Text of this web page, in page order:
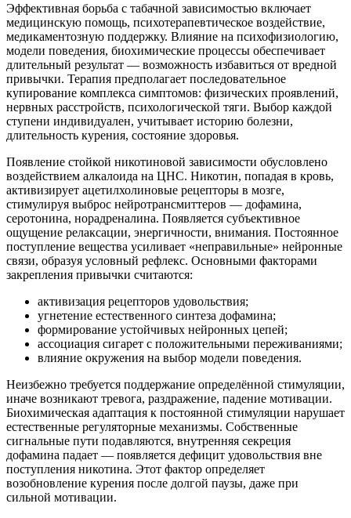
Эффективная борьба с табачной зависимостью включает
медицинскую помощь, психотерапевтическое воздействие,
медикаментозную поддержку. Влияние на психофизиологию,
модели поведения, биохимические процессы обеспечивает
длительный результат — возможность избавиться от вредной
привычки. Терапия предполагает последовательное
купирование комплекса симптомов: физических проявлений,
нервных расстройств, психологической тяги. Выбор каждой
ступени индивидуален, учитывает историю болезни,
длительность курения, состояние здоровья.
Появление стойкой никотиновой зависимости обусловлено
воздействием алкалоида на ЦНС. Никотин, попадая в кровь,
активизирует ацетилхолиновые рецепторы в мозге,
стимулируя выброс нейротрансмиттеров — дофамина,
серотонина, норадреналина. Появляется субъективное
ощущение релаксации, энергичности, внимания. Постоянное
поступление вещества усиливает «неправильные» нейронные
связи, образуя условный рефлекс. Основными факторами
закрепления привычки считаются:
активизация рецепторов удовольствия;
угнетение естественного синтеза дофамина;
формирование устойчивых нейронных цепей;
ассоциация сигарет с положительными переживаниями;
влияние окружения на выбор модели поведения.
Неизбежно требуется поддержание определённой стимуляции,
иначе возникают тревога, раздражение, падение мотивации.
Биохимическая адаптация к постоянной стимуляции нарушает
естественные регуляторные механизмы. Собственные
сигнальные пути подавляются, внутренняя секреция
дофамина падает — появляется дефицит удовольствия вне
поступления никотина. Этот фактор определяет
возобновление курения после долгой паузы, даже при
сильной мотивации.